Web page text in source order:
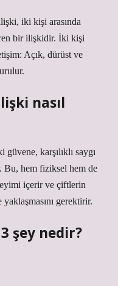
iki kişi arasında
bir ilişkidir. İki kişi
Açık, dürüst ve
nasıl
karşılıklı saygı
Bu, hem fiziksel hem de
içerir ve çiftlerin
gerektirir.
şey nedir?